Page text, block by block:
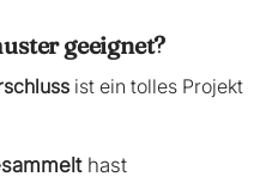
geeignet?
ist ein tolles Projekt
hast